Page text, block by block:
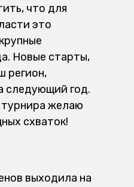
что для
это
Новые старты,
регион,
следующий год.
желаю
схваток!
выходила на